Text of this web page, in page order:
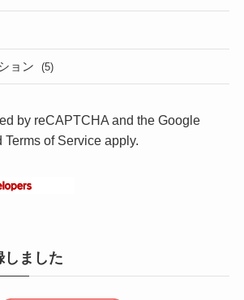
ョン (5)
by reCAPTCHA and the Google
Terms of Serviceapply.
しました